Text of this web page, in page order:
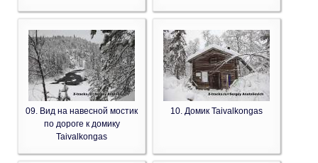
09. Вид на навесной мостик
по дороге к домику
Taivalkongas
10. Домик Taivalkongas